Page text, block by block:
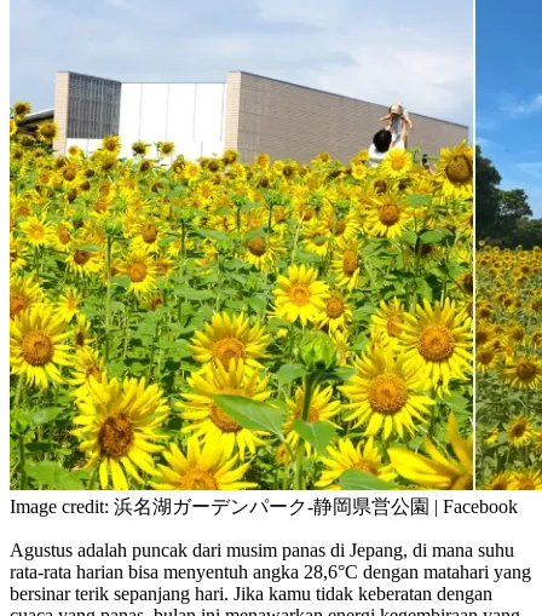
Image credit: 浜名湖ガーデンパーク-静岡県営公園 | Facebook
Agustus adalah puncak dari musim panas di Jepang, di mana suhu
rata-rata harian bisa menyentuh angka 28,6°C dengan matahari yang
bersinar terik sepanjang hari. Jika kamu tidak keberatan dengan